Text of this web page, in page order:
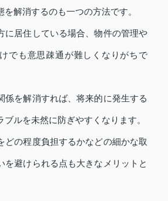
解消するのも一つの方法です。
に居住している場合、物件の管理や
でも意思疎通が難しくなりがちで
係を解消すれば、将来的に発生する
ルを未然に防ぎやすくなります。
どの程度負担するかなどの細かな取
を避けられる点も大きなメリットと